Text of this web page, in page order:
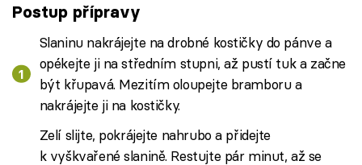
Postup přípravy
Slaninu nakrájejte na drobné kostičky do pánve a
opékejte ji na středním stupni, až pustí tuk a začne
být křupavá. Mezitím oloupejte bramboru a
nakrájejte ji na kostičky.
Zelí slijte, pokrájejte nahrubo a přidejte
k vyškvařené slanině. Restujte pár minut, až se